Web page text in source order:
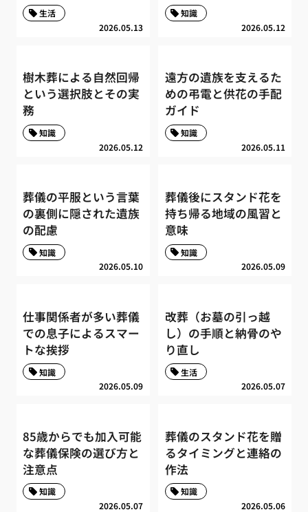
2026.05.13
生活
2026.05.12
知識
樹木葬による自然回帰
という選択肢とその実
務
2026.05.12
知識
遠方の遺族を支えるた
めの弔電と供花の手配
ガイド
2026.05.11
知識
葬儀の平服という言葉
の裏側に隠された遺族
の配慮
2026.05.10
知識
葬儀後にスタンド花を
持ち帰る地域の風習と
意味
2026.05.09
知識
仕事関係者が多い葬儀
での息子によるスマー
トな挨拶
2026.05.09
知識
改葬（お墓の引っ越
し）の手順と納骨のや
り直し
2026.05.07
生活
85歳からでも加入可能
な葬儀保険の選び方と
注意点
2026.05.07
知識
葬儀のスタンド花を贈
るタイミングと連絡の
作法
2026.05.06
知識